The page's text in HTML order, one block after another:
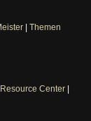
| Themen
Center|